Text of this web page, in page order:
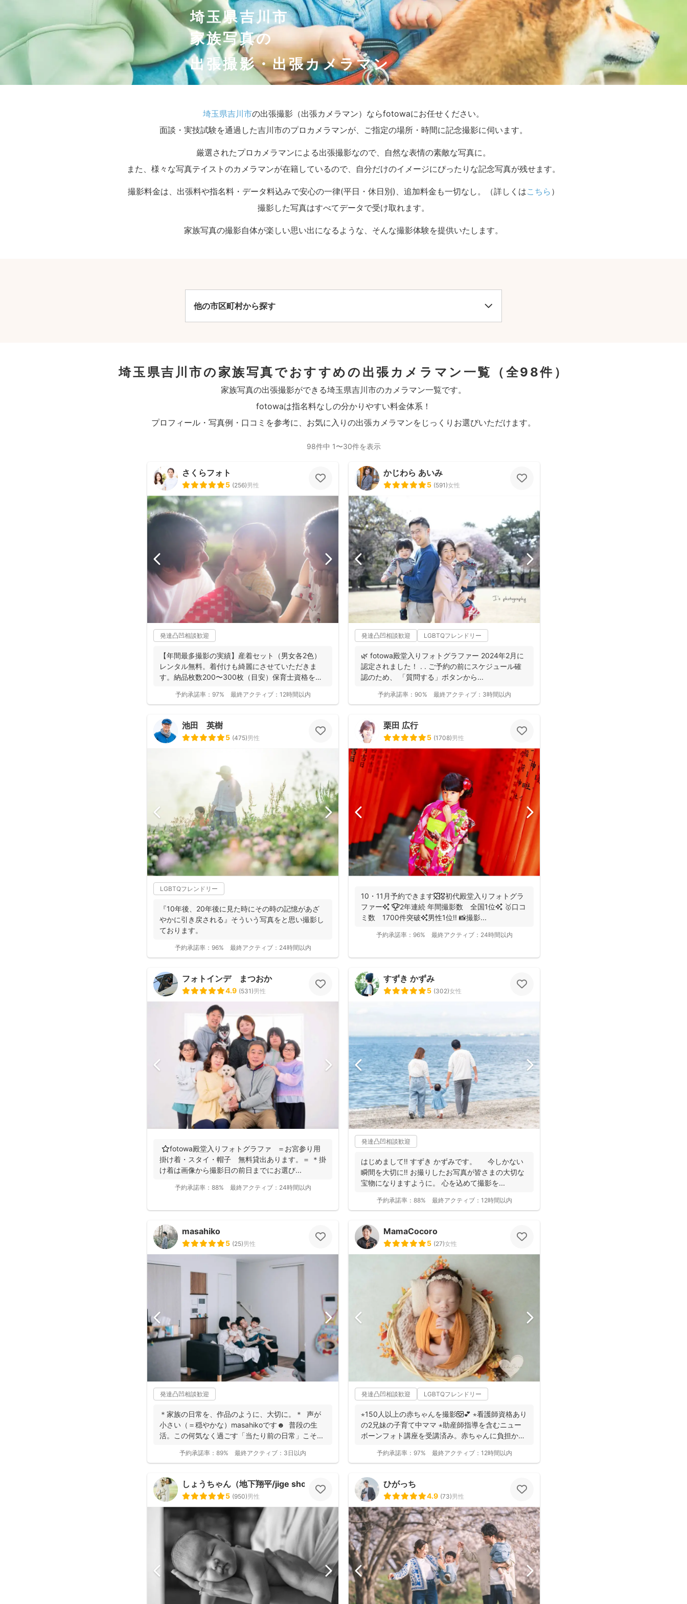
埼玉県吉川市
家族写真の
出張撮影・出張カメラマン
埼玉県吉川市の出張撮影（出張カメラマン）ならfotowaにお任せください。
面談・実技試験を通過した吉川市のプロカメラマンが、ご指定の場所・時間に記念撮影に伺います。
厳選されたプロカメラマンによる出張撮影なので、自然な表情の素敵な写真に。
また、様々な写真テイストのカメラマンが在籍しているので、自分だけのイメージにぴったりな記念写真が残せます。
撮影料金は、出張料や指名料・データ料込みで安心の一律(平日・休日別)、追加料金も一切なし。（詳しくはこちら ）
撮影した写真はすべてデータで受け取れます。
家族写真の撮影自体が楽しい思い出になるような、そんな撮影体験を提供いたします。
他の市区町村から探す
埼玉県吉川市の家族写真でおすすめの出張カメラマン一覧 （全98件）
家族写真の出張撮影ができる埼玉県吉川市のカメラマン一覧です。
fotowaは指名料なしの分かりやすい料金体系！
プロフィール・写真例・口コミを参考に、お気に入りの出張カメラマンをじっくりお選びいただけます。
98件中 1〜30件を表示
さくらフォト
5 (256)男性
発達凸凹相談歓迎
【年間最多撮影の実績】産着セット（男女各2色）
レンタル無料。着付けも綺麗にさせていただきま
す。納品枚数200〜300枚（目安）保育士資格を持
予約承諾率： 97% 最終アクティブ： 12時間以内
かじわら あいみ
5 (591)女性
発達凸凹相談歓迎 LGBTQフレンドリー
🌿 fotowa殿堂入りフォトグラファー 2024年2月に
認定されました！ . . ご予約の前にスケジュール確
認のため、 「質問する」ボタンから...
予約承諾率： 90% 最終アクティブ： 3時間以内
池田 英樹
5 (475)男性
LGBTQフレンドリー
『10年後、20年後に見た時にその時の記憶があざ
やかに引き戻される』そういう写真をと思い撮影し
ております。
予約承諾率： 96% 最終アクティブ： 24時間以内
栗田 広行
5 (1708)男性
10・11月予約できます🍁🎖初代殿堂入りフォトグラ
ファー✨ 🏆2年連続 年間撮影数 全国1位✨ 🥇口コ
ミ数 1700件突破✨男性1位‼️ 📸撮影...
予約承諾率： 96% 最終アクティブ： 24時間以内
フォトインデ まつおか
4.9 (531)男性
⭐️fotowa殿堂入りフォトグラファ ＝お宮参り用
掛け着・スタイ・帽子 無料貸出あります。＝ ＊掛
け着は画像から撮影日の前日までにお選び...
予約承諾率： 88% 最終アクティブ： 24時間以内
すずき かずみ
5 (302)女性
発達凸凹相談歓迎
はじめまして‼︎ すずき かずみです。 今しかない
瞬間を大切に‼︎ お撮りしたお写真が皆さまの大切な
宝物になりますように。 心を込めて撮影を...
予約承諾率： 88% 最終アクティブ： 12時間以内
masahiko
5 (25)男性
発達凸凹相談歓迎
＊家族の日常を、作品のように、大切に。＊ 声が
小さい（＝穏やかな）masahikoです☻ 普段の生
活。この何気なく過ごす「当たり前の日常」こそ...
予約承諾率： 89% 最終アクティブ： 3日以内
MamaCocoro
5 (27)女性
発達凸凹相談歓迎 LGBTQフレンドリー
⋆150人以上の赤ちゃんを撮影📷💕 ⋆看護師資格あり
の2兄妹の子育て中ママ ⋆助産師指導を含むニュー
ボーンフォト講座を受講済み。赤ちゃんに負担かけ
予約承諾率： 97% 最終アクティブ： 12時間以内
しょうちゃん（地下翔平/jige shohe）
5 (950)男性
ひがっち
4.9 (73)男性